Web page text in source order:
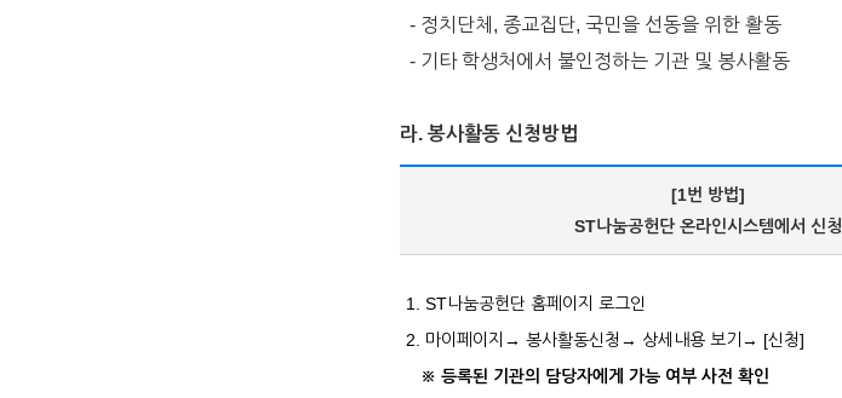
- 정치단체, 종교집단, 국민을 선동을 위한 활동
- 기타 학생처에서 불인정하는 기관 및 봉사활동
라. 봉사활동 신청방법
[1번 방법]
ST나눔공헌단 온라인시스템에서 신청
1. ST나눔공헌단 홈페이지 로그인
2. 마이페이지→ 봉사활동신청→ 상세내용 보기→ [신청]
※ 등록된 기관의 담당자에게 가능 여부 사전 확인